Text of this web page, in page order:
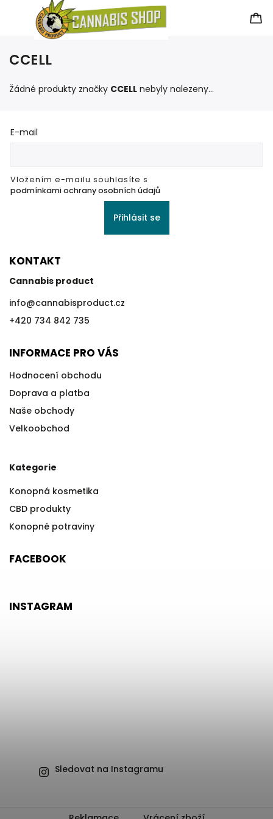
CCELL
Žádné produkty značky CCELL nebyly nalezeny...
E-mail
Vložením e-mailu souhlasíte s
podmínkami ochrany osobních údajů
Přihlásit se
KONTAKT
Cannabis product
info@cannabisproduct.cz
+420 734 842 735
INFORMACE PRO VÁS
Hodnocení obchodu
Doprava a platba
Naše obchody
Velkoobchod
Kategorie
Konopná kosmetika
CBD produkty
Konopné potraviny
FACEBOOK
INSTAGRAM
Sledovat na Instagramu